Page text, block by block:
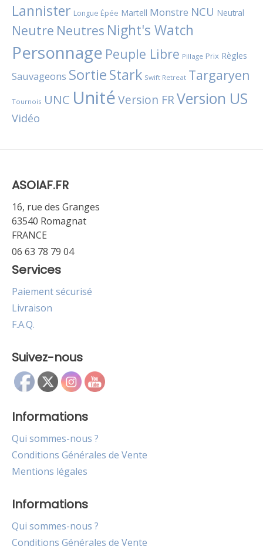
Lannister Longue Épée Martell Monstre NCU Neutral
Neutre Neutres Night's Watch
Personnage Peuple Libre Pillage Prix Règles
Sauvageons SortieStark Swift Retreat Targaryen
Tournois UNC UnitéVersion FRVersion US
Vidéo
ASOIAF.FR
16, rue des Granges
63540 Romagnat
FRANCE
06 63 78 79 04
Services
Paiement sécurisé
Livraison
F.A.Q.
Suivez-nous
Informations
Qui sommes-nous ?
Conditions Générales de Vente
Mentions légales
Informations
Qui sommes-nous ?
Conditions Générales de Vente